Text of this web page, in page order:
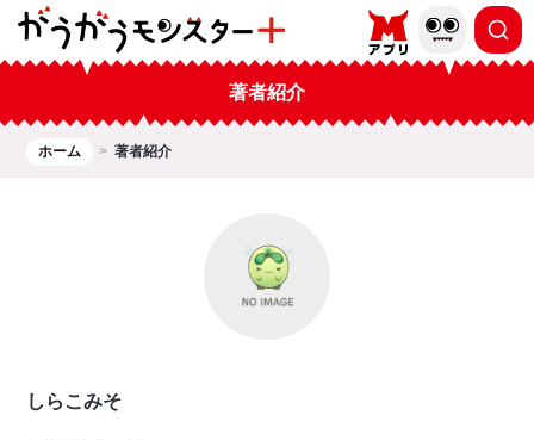
著者紹介
ホーム 著者紹介
しらこみそ